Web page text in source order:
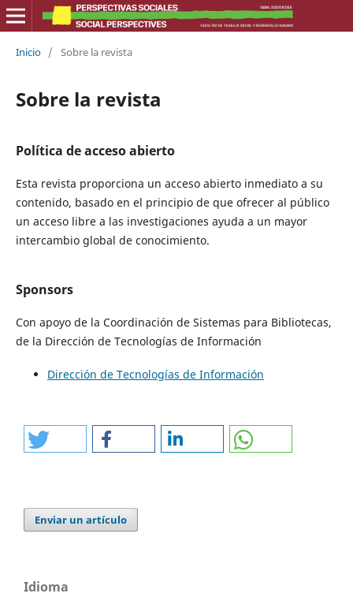
Inicio / Sobre la revista
Sobre la revista
Política de acceso abierto
Esta revista proporciona un acceso abierto inmediato a su
contenido, basado en el principio de que ofrecer al público
un acceso libre a las investigaciones ayuda a un mayor
intercambio global de conocimiento.
Sponsors
Con apoyo de la Coordinación de Sistemas para Bibliotecas,
de la Dirección de Tecnologías de Información
Dirección de Tecnologías de Información
Enviar un artículo
Idioma